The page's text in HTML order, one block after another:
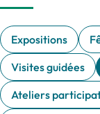
Expositions
Visites guidées
Ateliers